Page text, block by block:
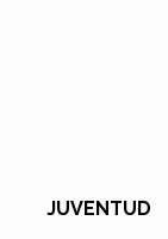
JUVENTUD